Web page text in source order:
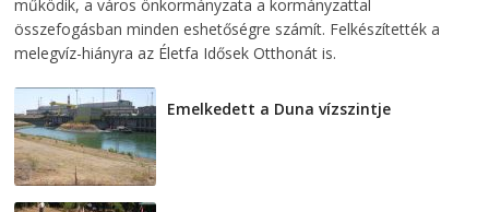
működik, a város önkormányzata a kormányzattal
összefogásban minden eshetőségre számít. Felkészítették a
melegvíz-hiányra az Életfa Idősek Otthonát is.
Emelkedett a Duna vízszintje